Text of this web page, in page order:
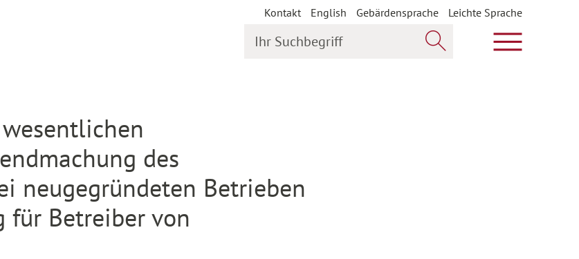
Kontakt English Gebärdensprache
Leichte Sprache
Hauptmenü
des
neugegründeten Betrieben
für Betreiber von